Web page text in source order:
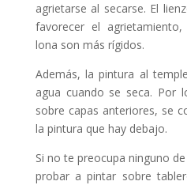
agrietarse al secarse. El
favorecer el
lona son más rígidos.
Además, la pintura al
agua cuando se seca. Por
sobre capas anteriores, se
la pintura que hay debajo.
Si no te preocupa ninguno
probar a pintar sobre